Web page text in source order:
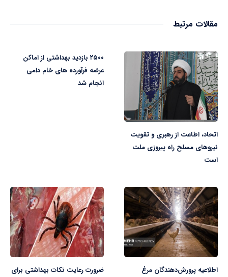
مقالات مرتبط
اتحاد، اطاعت از رهبری و تقویت
نیروهای مسلح راه پیروزی ملت
است
۲۵۰۰ بازدید بهداشتی از اماکن
عرضه فرآورده های خام دامی
انجام شد
اطلاعیه پرورش‌دهندگان مرغ
ضرورت رعایت نکات بهداشتی برای